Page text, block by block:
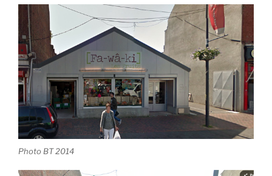
Photo BT 2014